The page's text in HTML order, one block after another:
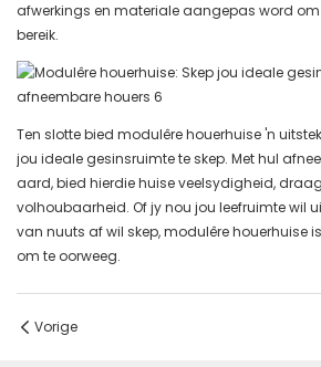
afwerkings en materiale aangepas word
bereik.
Ten slotte bied modulêre houerhuise 'n
jou ideale gesinsruimte te skep. Met hul
aard, bied hierdie huise veelsydigheid,
volhoubaarheid. Of jy nou jou leefruimte wil
van nuuts af wil skep, modulêre houerhuise
om te oorweeg.
Vorige